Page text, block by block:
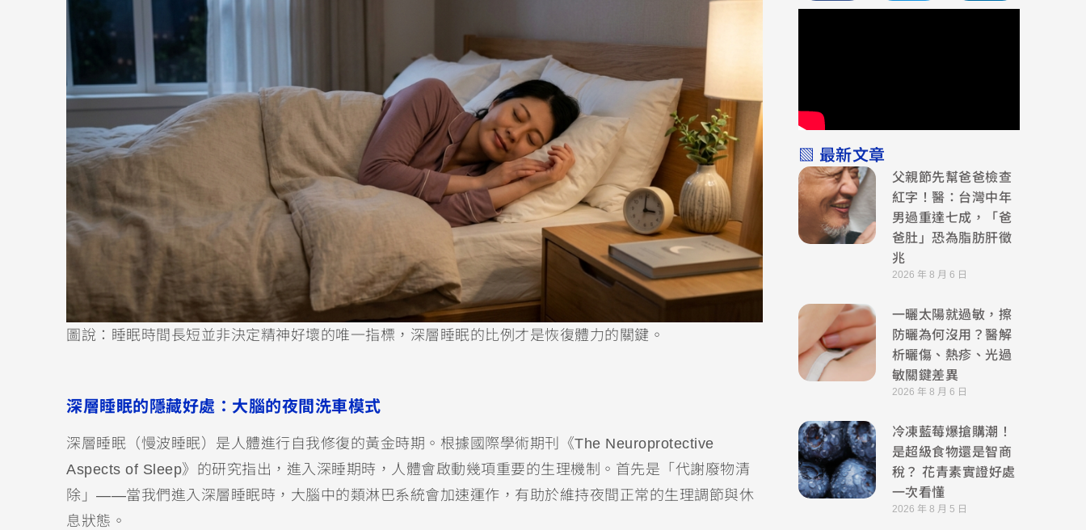
圖說：睡眠時間長短並非決定精神好壞的唯一指標，深層睡眠的比例才是恢復體力的關鍵。
深層睡眠的隱藏好處：大腦的夜間洗車模式
深層睡眠（慢波睡眠）是人體進行自我修復的黃金時期。根據國際學術期刊《The Neuroprotective
Aspects of Sleep》的研究指出，進入深睡期時，人體會啟動幾項重要的生理機制。首先是「代謝廢物清
除」——當我們進入深層睡眠時，大腦中的類淋巴系統會加速運作，有助於維持夜間正常的生理調節與休
息狀態。
▧ 最新文章
父親節先幫爸爸檢查
紅字！醫：台灣中年
男過重達七成，「爸
爸肚」恐為脂肪肝徵
兆
2026 年 8 月 6 日
一曬太陽就過敏，擦
防曬為何沒用？醫解
析曬傷、熱疹、光過
敏關鍵差異
2026 年 8 月 6 日
冷凍藍莓爆搶購潮！
是超級食物還是智商
稅？ 花青素實證好處
一次看懂
2026 年 8 月 5 日